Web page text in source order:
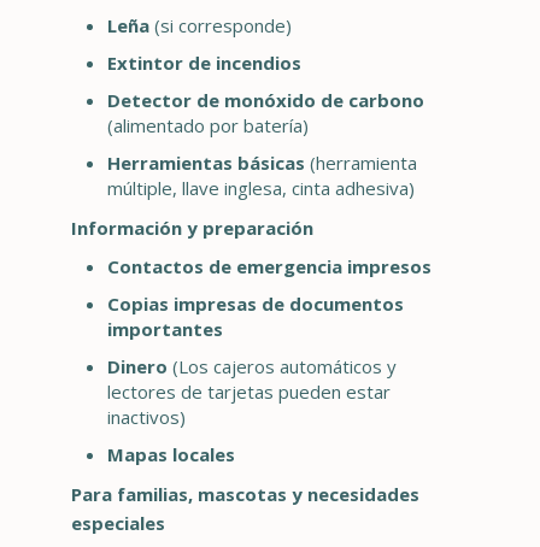
Leña (si corresponde)
Extintor de incendios
Detector de monóxido de carbono
(alimentado por batería)
Herramientas básicas (herramienta
múltiple, llave inglesa, cinta adhesiva)
Información y preparación
Contactos de emergencia impresos
Copias impresas de documentos
importantes
Dinero (Los cajeros automáticos y
lectores de tarjetas pueden estar
inactivos)
Mapas locales
Para familias, mascotas y necesidades
especiales